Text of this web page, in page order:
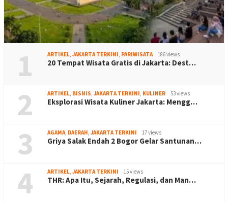
1 ARTIKEL, JAKARTA TERKINI, PARIWISATA 186 views
20 Tempat Wisata Gratis di Jakarta: Dest…
2 ARTIKEL, BISNIS, JAKARTA TERKINI, KULINER 53 views
Eksplorasi Wisata Kuliner Jakarta: Mengg…
3 AGAMA, DAERAH, JAKARTA TERKINI 17 views
Griya Salak Endah 2 Bogor Gelar Santunan…
4 ARTIKEL, JAKARTA TERKINI 15 views
THR: Apa Itu, Sejarah, Regulasi, dan Man…